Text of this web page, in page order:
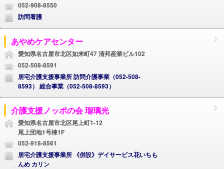
052-908-8550
訪問看護
あやめケアセンター
愛知県名古屋市北区如来町47 清邦産業ビル102
052-508-8591
居宅介護支援事業所 訪問介護事業（052-508-
8593） 総合事業（052-508-8593）
介護支援ノッポの会 瑠璃光
愛知県名古屋市北区尾上町1-12
尾上団地1号棟1F
052-918-8561
居宅介護支援事業所 《併設》デイサービス花いちも
んめ カリン